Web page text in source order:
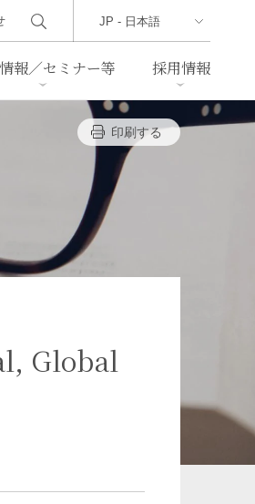
事業再生・倒産
通商法・経済安全保障
中国法務
ヘルスケア
報／セミナー等
判例紹介
採用情報
印刷する
Global